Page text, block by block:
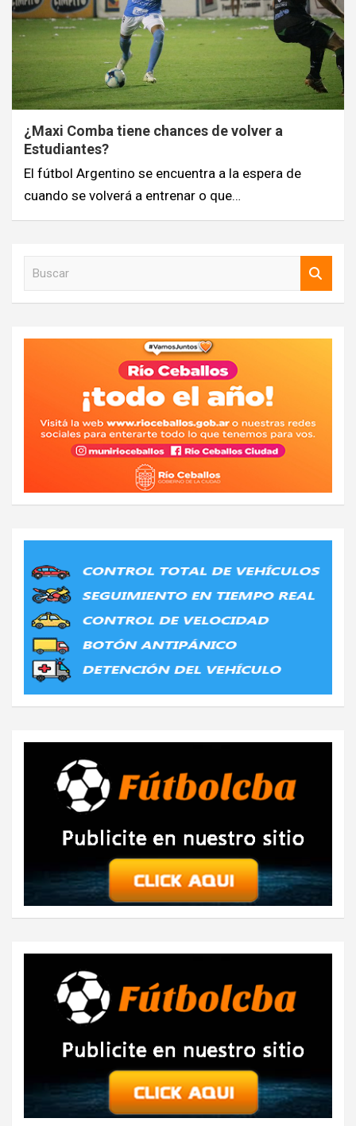
¿Maxi Comba tiene chances de volver a
Estudiantes?
El fútbol Argentino se encuentra a la espera de
cuando se volverá a entrenar o que…